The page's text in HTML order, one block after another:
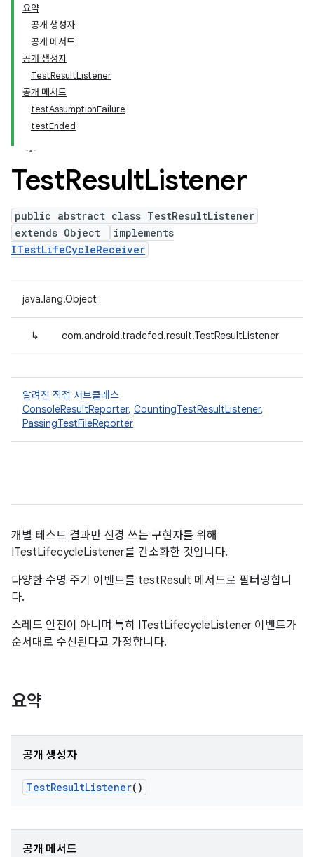
요약
공개 생성자
공개 메서드
공개 생성자
TestResultListener
공개 메서드
testAssumptionFailure
testEnded
TestResultListener
public abstract class TestResultListener
extends Object
implements
ITestLifeCycleReceiver
java.lang.Object
↳ com.android.tradefed.result.TestResultListener
알려진 직접 서브클래스
ConsoleResultReporter, CountingTestResultListener,
PassingTestFileReporter
개별 테스트 결과만 신경 쓰는 구현자를 위해
ITestLifecycleListener를 간소화한 것입니다.
다양한 수명 주기 이벤트를 testResult 메서드로 필터링합니
다.
스레드 안전이 아니며 특히 ITestLifecycleListener 이벤트가
순서대로 수신된다고 가정합니다.
요약
공개 생성자
TestResultListener()
공개 메서드